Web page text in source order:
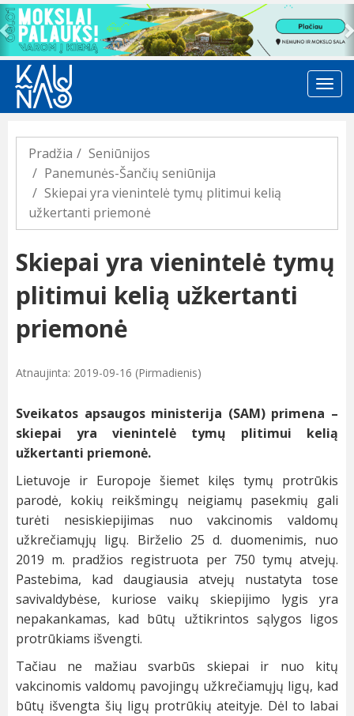
Previous
Pradžia
Seniūnijos
Panemunės-Šančių seniūnija
Skiepai yra vienintelė tymų plitimui kelią
užkertanti priemonė
Skiepai yra vienintelė tymų
plitimui kelią užkertanti
priemonė
Atnaujinta: 2019-09-16 (Pirmadienis)
Sveikatos apsaugos ministerija (SAM) primena –
skiepai yra vienintelė tymų plitimui kelią
užkertanti priemonė.
Lietuvoje ir Europoje šiemet kilęs tymų protrūkis
parodė, kokių reikšmingų neigiamų pasekmių gali
turėti nesiskiepijimas nuo vakcinomis valdomų
užkrečiamųjų ligų. Birželio 25 d. duomenimis, nuo
2019 m. pradžios registruota per 750 tymų atvejų.
Pastebima, kad daugiausia atvejų nustatyta tose
savivaldybėse, kuriose vaikų skiepijimo lygis yra
nepakankamas, kad būtų užtikrintos sąlygos ligos
protrūkiams išvengti.
Tačiau ne mažiau svarbūs skiepai ir nuo kitų
vakcinomis valdomų pavojingų užkrečiamųjų ligų, kad
būtų išvengta šių ligų protrūkių ateityje. Dėl to labai